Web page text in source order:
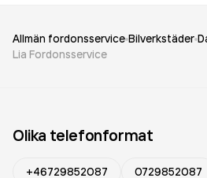
Allmän fordonsservice Bilverkstäder
Lia Fordonsservice
Olika telefonformat
+46729852087 0729852087